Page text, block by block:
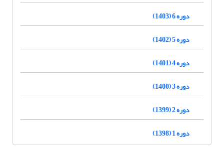
دوره 6 (1403)
دوره 5 (1402)
دوره 4 (1401)
دوره 3 (1400)
دوره 2 (1399)
دوره 1 (1398)